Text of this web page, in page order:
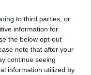
to third parties, or
information for
the below opt-out
note that after your
continue seeing
information utilized by